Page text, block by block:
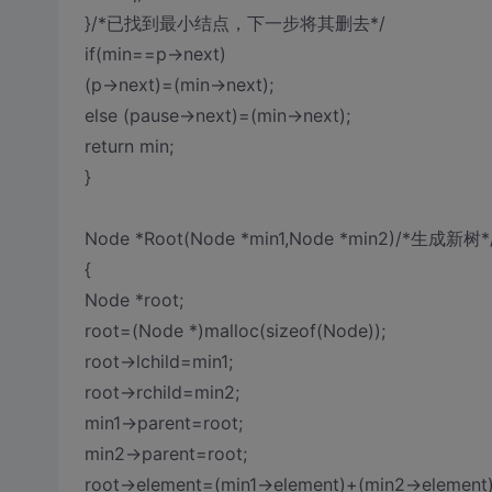
}/*已找到最小结点，下一步将其删去*/
if(min==p->next)
(p->next)=(min->next);
else (pause->next)=(min->next);
return min;
}
Node *Root(Node *min1,Node *min2)/*生成新树
{
Node *root;
root=(Node *)malloc(sizeof(Node));
root->lchild=min1;
root->rchild=min2;
min1->parent=root;
min2->parent=root;
root->element=(min1->element)+(min2-